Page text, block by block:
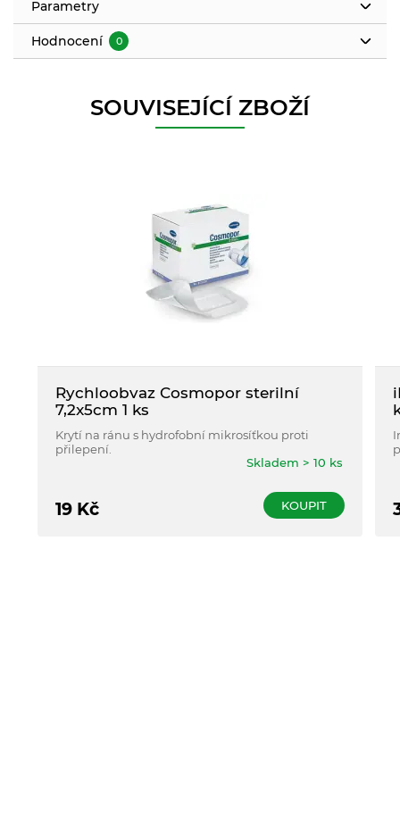
Parametry
Hodnocení 0
SOUVISEJÍCÍ ZBOŽÍ
Rychloobvaz Cosmopor sterilní
7,2x5cm 1 ks
Krytí na ránu s hydrofobní mikrosíťkou proti
přilepení.
Skladem > 10 ks
19 Kč KOUPIT